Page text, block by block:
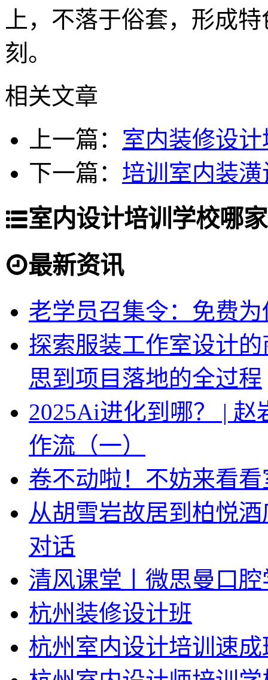
上，不落于俗套，形成
刻。
相关文章
上一篇： 室内装修设
下一篇： 培训室内装
室内设计培训学校哪
最新资讯
老学员召集令：免费
探索服装工作室设计
思到项目落地的全过程
2025Ai进化到哪？ |
作流（一）
卷不动啦！不妨来看
从胡雪岩故居到柏悦
对话
清风课堂丨微思曼口
杭州装修设计班
杭州室内设计培训速成